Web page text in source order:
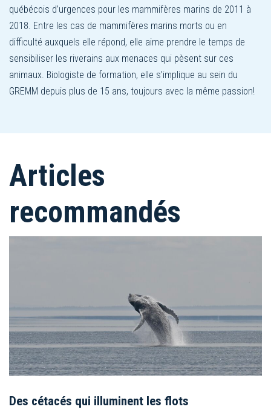
québécois d’urgences pour les mammifères marins de 2011 à
2018. Entre les cas de mammifères marins morts ou en
difficulté auxquels elle répond, elle aime prendre le temps de
sensibiliser les riverains aux menaces qui pèsent sur ces
animaux. Biologiste de formation, elle s’implique au sein du
GREMM depuis plus de 15 ans, toujours avec la même passion!
Articles
recommandés
Des cétacés qui illuminent les flots